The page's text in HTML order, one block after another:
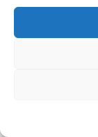
Bestellingen
Adresgegevens